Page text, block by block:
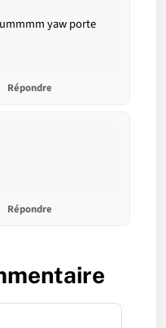
yaw porte
Répondre
Répondre